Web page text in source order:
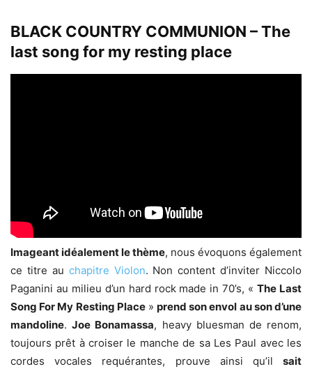
BLACK COUNTRY COMMUNION – The
last song for my resting place
Imageant idéalement le thème, nous évoquons également
ce titre au chapitre Violon. Non content d’inviter Niccolo
Paganini au milieu d’un hard rock made in 70’s, «The Last
Song For My Resting Place»prend son envol au son d’une
mandoline.Joe Bonamassa, heavy bluesman de renom,
toujours prêt à croiser le manche de sa Les Paul avec les
cordes vocales requérantes, prouve ainsi qu’il sait